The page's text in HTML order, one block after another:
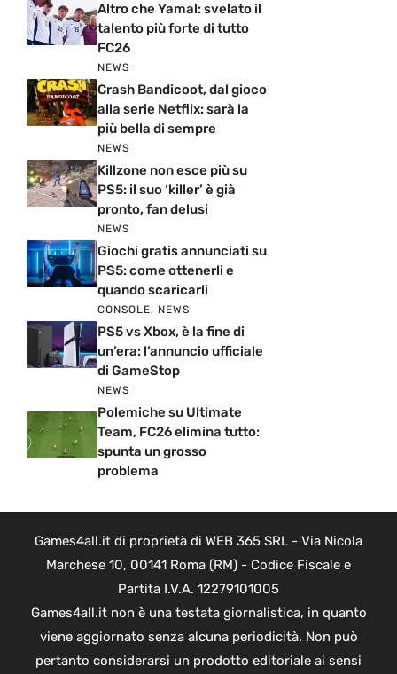
Altro che Yamal: svelato il
talento più forte di tutto
FC26
NEWS
Crash Bandicoot, dal gioco
alla serie Netflix: sarà la
più bella di sempre
NEWS
Killzone non esce più su
PS5: il suo ‘killer’ è già
pronto, fan delusi
NEWS
Giochi gratis annunciati su
PS5: come ottenerli e
quando scaricarli
CONSOLE, NEWS
PS5 vs Xbox, è la fine di
un’era: l’annuncio ufficiale
di GameStop
NEWS
Polemiche su Ultimate
Team, FC26 elimina tutto:
spunta un grosso
problema
Games4all.it di proprietà di WEB 365 SRL - Via Nicola
Marchese 10, 00141 Roma (RM) - Codice Fiscale e
Partita I.V.A. 12279101005
Games4all.it non è una testata giornalistica, in quanto
viene aggiornato senza alcuna periodicità. Non può
pertanto considerarsi un prodotto editoriale ai sensi